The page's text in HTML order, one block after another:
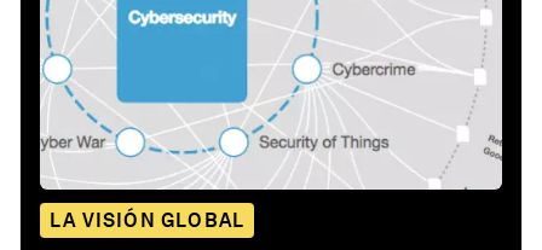
LA VISIÓN GLOBAL